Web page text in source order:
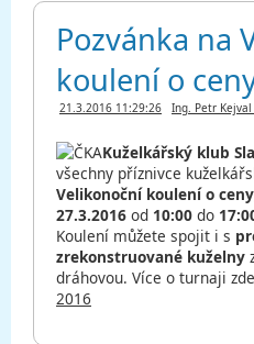
Pozvánka na
koulení o
21.3.2016 11:29:26 Ing. Petr Kejval
Kuželkářský klub
všechny příznivce
Velikonoční koulení o ceny
27.3.2016 od 10:00 do
Koulení můžete spojit i s
zrekonstruované kuželny
dráhovou. Více o turnaji zde
2016